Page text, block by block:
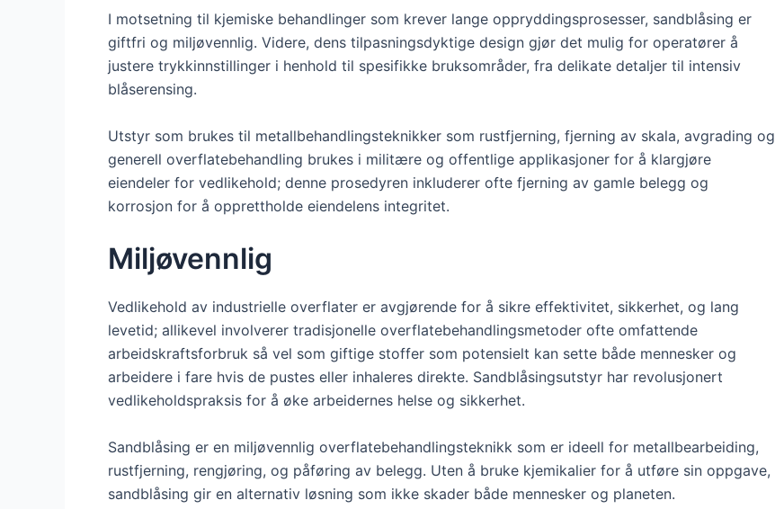
I motsetning til kjemiske behandlinger som krever lange oppryddingsprosesser, sandblåsing er
giftfri og miljøvennlig. Videre, dens tilpasningsdyktige design gjør det mulig for operatører å
justere trykkinnstillinger i henhold til spesifikke bruksområder, fra delikate detaljer til intensiv
blåserensing.
Utstyr som brukes til metallbehandlingsteknikker som rustfjerning, fjerning av skala, avgrading og
generell overflatebehandling brukes i militære og offentlige applikasjoner for å klargjøre
eiendeler for vedlikehold; denne prosedyren inkluderer ofte fjerning av gamle belegg og
korrosjon for å opprettholde eiendelens integritet.
Miljøvennlig
Vedlikehold av industrielle overflater er avgjørende for å sikre effektivitet, sikkerhet, og lang
levetid; allikevel involverer tradisjonelle overflatebehandlingsmetoder ofte omfattende
arbeidskraftsforbruk så vel som giftige stoffer som potensielt kan sette både mennesker og
arbeidere i fare hvis de pustes eller inhaleres direkte. Sandblåsingsutstyr har revolusjonert
vedlikeholdspraksis for å øke arbeidernes helse og sikkerhet.
Sandblåsing er en miljøvennlig overflatebehandlingsteknikk som er ideell for metallbearbeiding,
rustfjerning, rengjøring, og påføring av belegg. Uten å bruke kjemikalier for å utføre sin oppgave,
sandblåsing gir en alternativ løsning som ikke skader både mennesker og planeten.